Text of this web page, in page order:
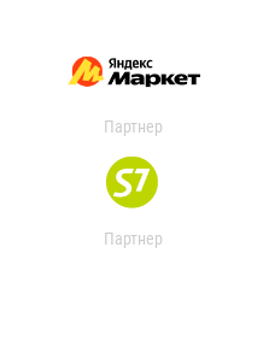
Партнер
Партнер